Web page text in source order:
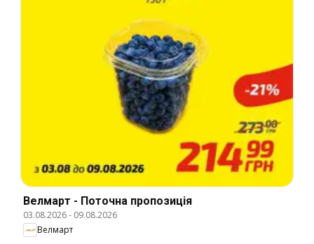
Велмарт - Поточна пропозиція
03.08.2026- 09.08.2026
Велмарт